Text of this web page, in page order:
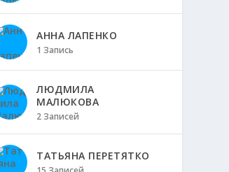
АННА ЛАПЕНКО
1 Запись
ЛЮДМИЛА
МАЛЮКОВА
2 Записей
ТАТЬЯНА ПЕРЕТЯТКО